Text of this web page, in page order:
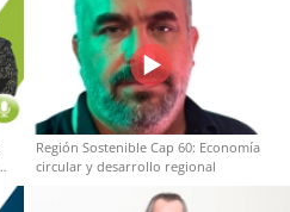
Región Sostenible Cap 60: Economía
circular y desarrollo regional